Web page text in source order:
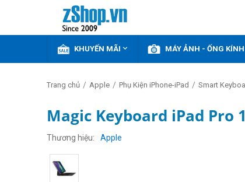
KHUYẾN MÃI  MÁY ẢNH - ỐNG KÍNH
Trang chủ / Apple / Phụ Kiện iPhone-iPad / Smart
Magic Keyboard iPad Pro
Thương hiệu Apple